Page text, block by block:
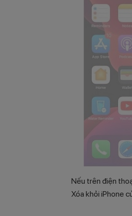
Nếu trên điện
Xóa khỏi iPhone